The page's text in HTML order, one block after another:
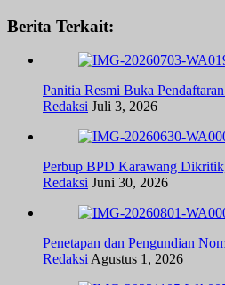
Berita Terkait:
Panitia Resmi Buka
Redaksi Juli 3, 2026
Perbup BPD Karawang
Redaksi Juni 30, 2026
‎Penetapan dan Pengundian
Redaksi Agustus 1, 2026